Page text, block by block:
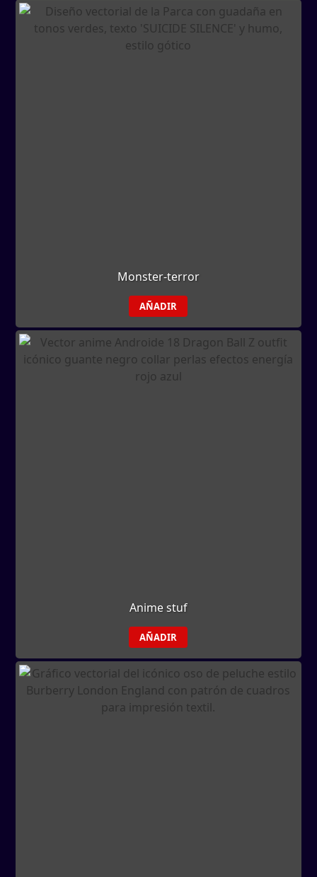
Monster-terror
AÑADIR
Anime stuf
AÑADIR